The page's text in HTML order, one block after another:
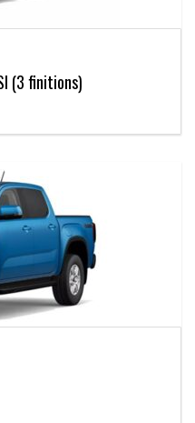
(3 finitions)